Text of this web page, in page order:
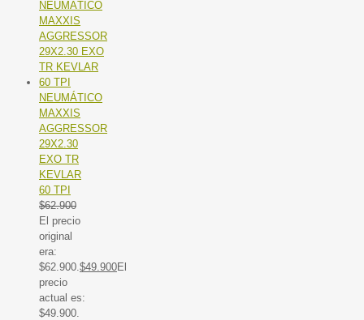
NEUMÁTICO
MAXXIS
AGGRESSOR
29X2.30
EXO TR
KEVLAR
60 TPI
$62.900
El precio
original
era:
$62.900.$49.900El
precio
actual es:
$49.900.